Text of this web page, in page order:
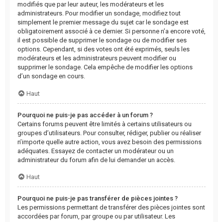
modifiés que par leur auteur, les modérateurs et les
administrateurs. Pour modifier un sondage, modifiez tout
simplement le premier message du sujet car le sondage est
obligatoirement associé à ce dernier. Si personne n’a encore voté,
il est possible de supprimer le sondage ou de modifier ses
options. Cependant, si des votes ont été exprimés, seuls les
modérateurs et les administrateurs peuvent modifier ou
supprimer le sondage. Cela empêche de modifier les options
d’un sondage en cours.
Haut
Pourquoi ne puis-je pas accéder à un forum ?
Certains forums peuvent être limités à certains utilisateurs ou
groupes d’utilisateurs. Pour consulter, rédiger, publier ou réaliser
n’importe quelle autre action, vous avez besoin des permissions
adéquates. Essayez de contacter un modérateur ou un
administrateur du forum afin de lui demander un accès.
Haut
Pourquoi ne puis-je pas transférer de pièces jointes ?
Les permissions permettant de transférer des pièces jointes sont
accordées par forum, par groupe ou par utilisateur. Les